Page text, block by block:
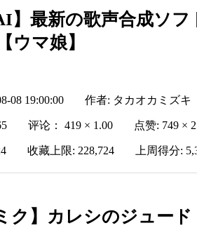
】最新の歌声合成ソ
ウマ娘】
08 19:00:00 作者: タカオカミズキ
评论： 419 × 1.00 点赞: 749 ×
收藏上限: 228,724 上周得分:
ク】カレシのジュード